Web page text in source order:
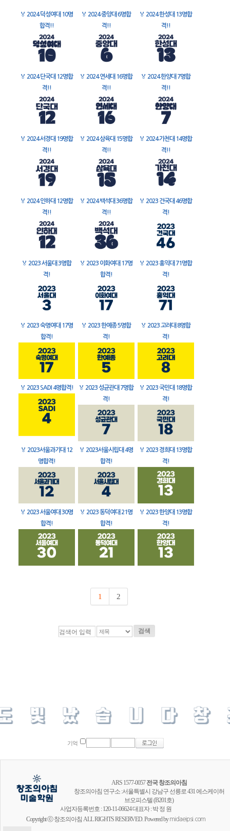
🏅 2024 덕성여대 10명
합격!!
🏅 2024 중앙대 6명합
격!!
🏅 2024 한성대 13명합
격!!
🏅 2024 단국대 12명합
격!!
🏅 2024 연세대 16명합
격!!
🏅 2024 한양대 7명합
격!!
🏅 2024 서경대 19명합
격!!
🏅 2024 삼육대 15명합
격!!
🏅 2024 가천대 14명합
격!!
🏅 2024 인하대 12명합
격!!
🏅 2024 백석대 36명합
격!!
🏅 2023 건국대 46명합
격!
🏅 2023 서울대 3명합
격!
🏅 2023 이화여대 17명
합격!
🏅 2023 홍익대 71명합
격!
🏅 2023 숙명여대 17명
합격!
🏅 2023 한예종 5명합
격!
🏅 2023 고려대 8명합
격!
🏅 2023 SADI 4명합격! 🏅 2023 성균관대 7명합
격!
🏅 2023 국민대 18명합
격!
🏅 2023서울과기대 12
명합격!
🏅 2023서울시립대 4명
합격!
🏅 2023 경희대 13명합
격!
🏅 2023 서울여대 30명
합격!
🏅 2023 동덕여대 21명
합격!
🏅 2023 한양대 13명합
격!
1 2
검색
기억
ARS 1577-0057전국 창조의아침
창조의아침 연구소 :서울특별시 강남구 선릉로 431 에스케이허
브오피스텔 (B201호)
사업자등록번호 : 120-11-06624 대표자 : 박 정 원
Copyright ⓒ 창조의아침 ALL RIGHTS RESERVED. Powered bymidaeipsi.com